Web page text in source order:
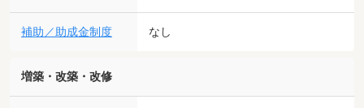
補助／助成金制度 なし
増築・改築・改修